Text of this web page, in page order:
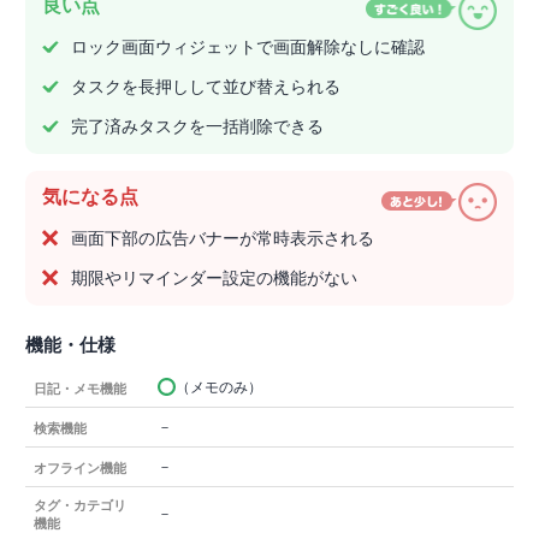
良い点
ロック画面ウィジェットで画面解除なしに確認
タスクを長押しして並び替えられる
完了済みタスクを一括削除できる
気になる点
画面下部の広告バナーが常時表示される
期限やリマインダー設定の機能がない
機能・仕様
日記・メモ機能 （メモのみ）
検索機能 －
オフライン機能 －
タグ・カテゴリ
機能
－